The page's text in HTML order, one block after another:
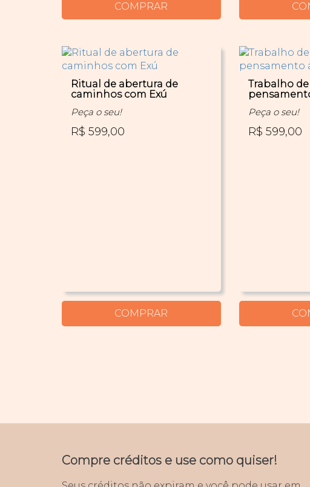
COMPRAR
Ritual de abertura de
caminhos com Exú
Peça o seu!
R$ 599,00
COMPRAR
Trabalho
Peça o seu!
R$ 599,00
Compre créditos e use como quiser!